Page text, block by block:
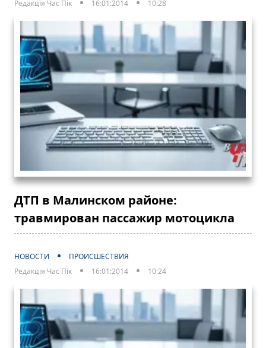
Редакція Час Пік
16:01:2014 10:28
ДТП в Малинском районе:
травмирован пассажир мотоцикла
НОВОСТИ
ПРОИСШЕСТВИЯ
Редакція Час Пік
16:01:2014 10:24